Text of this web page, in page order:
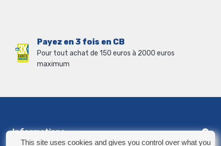
Payez en 3 fois en CB
Pour tout achat de 150 euros à 2000 euros
maximum
Informations
This site uses cookies and gives you control over what you